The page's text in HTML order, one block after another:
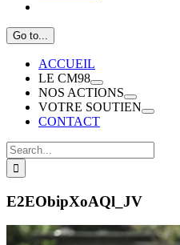
Go to...
ACCUEIL
LE CM98
NOS ACTIONS
VOTRE SOUTIEN
CONTACT
Search
for:
E2EObipXoAQl_JV